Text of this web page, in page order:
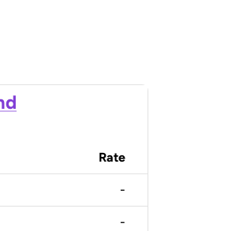
Rate
-
-